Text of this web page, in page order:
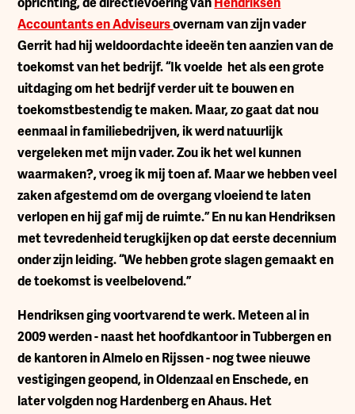
oprichting, de directievoering van Hendriksen
Accountants en Adviseursovernam van zijn vader
Gerrit had hij weldoordachte ideeën ten aanzien van de
toekomst van het bedrijf. “Ik voelde het als een grote
uitdaging om het bedrijf verder uit te bouwen en
toekomstbestendig te maken. Maar, zo gaat dat nou
eenmaal in familiebedrijven, ik werd natuurlijk
vergeleken met mijn vader. Zou ik het wel kunnen
waarmaken?, vroeg ik mij toen af. Maar we hebben veel
zaken afgestemd om de overgang vloeiend te laten
verlopen en hij gaf mij de ruimte.” En nu kan Hendriksen
met tevredenheid terugkijken op dat eerste decennium
onder zijn leiding. “We hebben grote slagen gemaakt en
de toekomst is veelbelovend.”
Hendriksen ging voortvarend te werk. Meteen al in
2009 werden - naast het hoofdkantoor in Tubbergen en
de kantoren in Almelo en Rijssen - nog twee nieuwe
vestigingen geopend, in Oldenzaal en Enschede, en
later volgden nog Hardenberg en Ahaus. Het